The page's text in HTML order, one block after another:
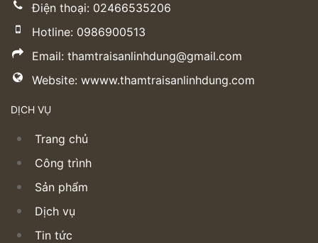
Điện thoại: 02466535206
Hotline: 0986900513
Email: thamtraisanlinhdung@gmail.com
Website: wwww.thamtraisanlinhdung.com
DỊCH VỤ
Trang chủ
Công trình
Sản phẩm
Dịch vụ
Tin tức